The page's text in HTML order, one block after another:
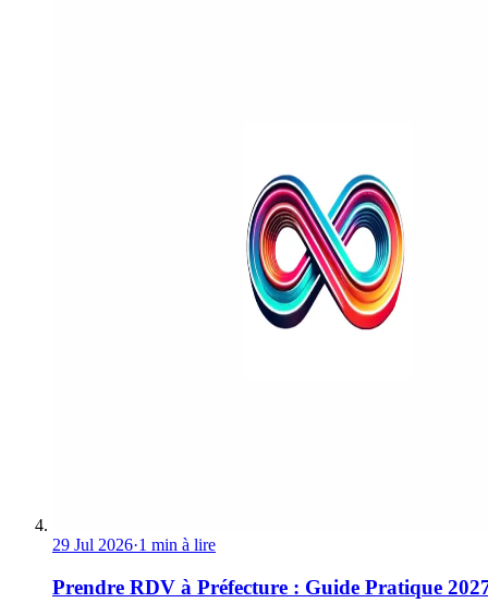
29 Jul 2026·1 min à lire
Prendre RDV à Préfecture : Guide Pratique